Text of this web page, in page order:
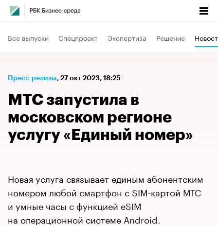
Все выпуски Спецпроект Экспертиза Решение
Пресс-релизы⁠, 27 окт 2023, 18:25
МТС запустила в
московском регионе
услугу «Единый номер»
Новая услуга связывает единым абонентским
номером любой смартфон с SIM-картой МТС
и умные часы с функцией eSIM
на операционной системе Android.